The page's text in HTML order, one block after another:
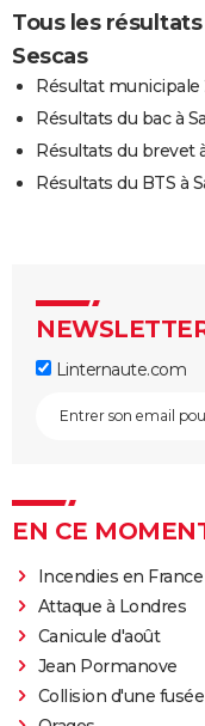
Tous les
Sescas
Résultat municipale
Résultats du bac à
Résultats du brevet
Résultats du BTS à
Linternaute.com
EN CE
Incendies en France
Attaque à Londres
Canicule d'août
Jean Pormanove
Collision d'une